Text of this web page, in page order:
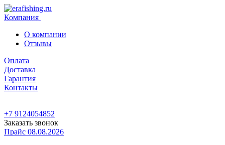
Компания
О компании
Отзывы
Оплата
Доставка
Гарантия
Контакты
+7 9124054852
Заказать звонок
Прайс 08.08.2026